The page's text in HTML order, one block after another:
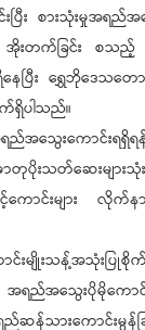
းပြီး စားသုံးမှုအရည်
အိုးတက်ခြင်း စသည့်
ေပြီး ရွှေဘိုဒေသတေ
ရှိပါသည်။
ည်အသွေးကောင်းရရှိ
သတ်ဆေးများသုံးစွဲ
ောင်းများ လိုက်
င်းမျိုးသန့်အသုံးပြု
အရည်အသွေးပိုမိုကော
ည်ဆန်သားကောင်းမွ